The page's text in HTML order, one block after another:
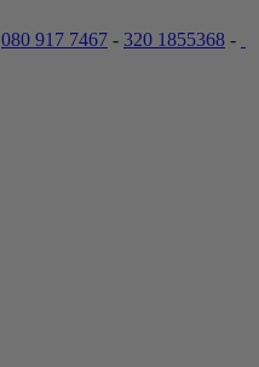
080 917 7467 - 320 1855368 -